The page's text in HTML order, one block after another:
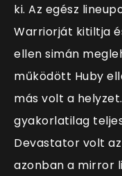
ki. Az egész
Warriorját kitiltja
ellen simán
működött Huby
más volt a
gyakorlatilag
Devastator volt
azonban a mirror